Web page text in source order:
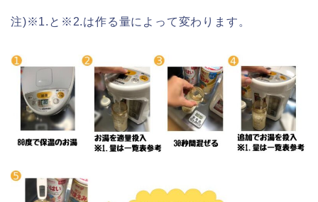
注)※1.と※2.は作る量によって変わります。